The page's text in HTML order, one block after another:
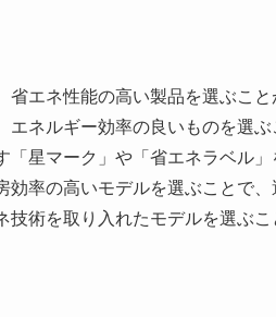
省エネ性能の高い製品を選ぶこ
エネルギー効率の良いものを選
星マーク」や「省エネラベル
効率の高いモデルを選ぶことで
技術を取り入れたモデルを選ぶ